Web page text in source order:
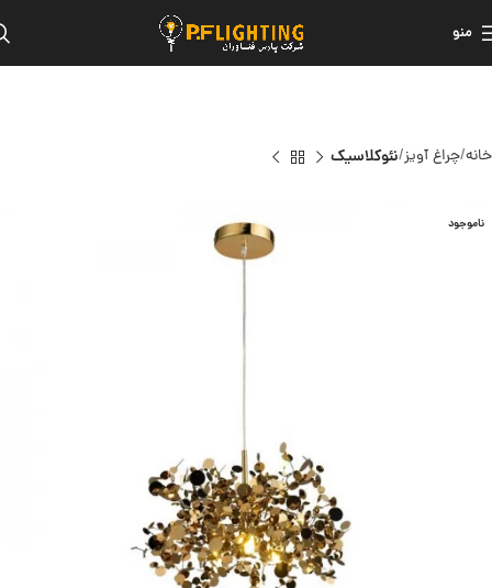
منو
خانه چراغ آویز نئوکلاسیک
ناموجود